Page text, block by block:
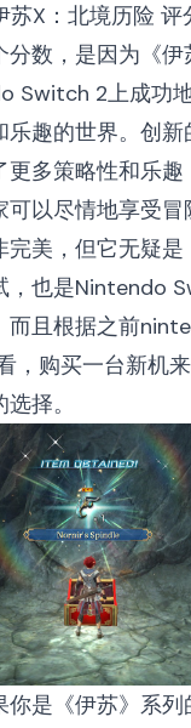
X：北境历险 评
分数，是因为《伊
Switch 2上成功
乐趣的世界。创
更多策略性和乐趣
可以尽情地享受
完美，但它无疑是
，也是Nintendo
而且根据之前
，购买一台新机
择。
你是《伊苏》系